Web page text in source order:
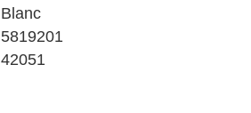
Blanc
5819201
42051